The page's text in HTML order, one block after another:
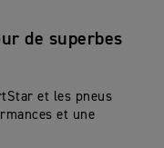
de superbes
et les pneus
et une